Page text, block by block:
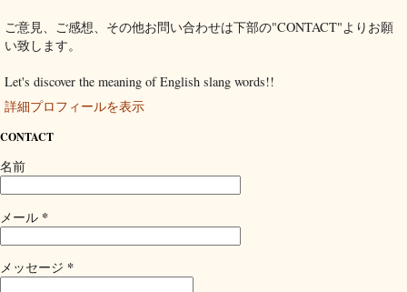
ご意見、ご感想、その他お問い合わせは下部の"CONTACT"よりお願
い致します。
Let's discover the meaning of English slang words!!
詳細プロフィールを表示
CONTACT
名前
メール *
メッセージ *